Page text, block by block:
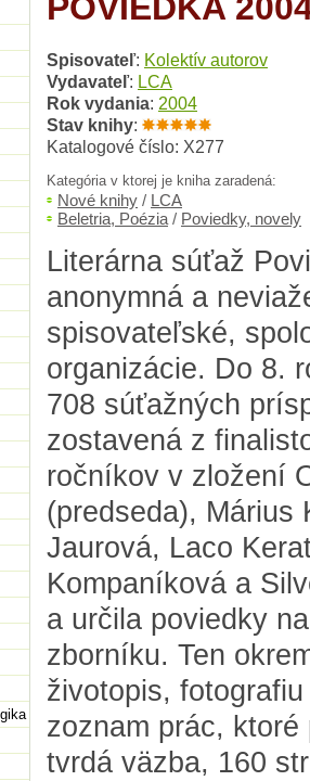
Spisovateľ: Kolektív autorov
Vydavateľ: LCA
Rok vydania: 2004
Stav knihy:
Katalogové číslo: X277
Kategória v ktorej je kniha zaradená:
Nové knihy / LCA
Beletria, Poézia / Poviedky, novely
Literárna súťaž
anonymná a
spisovateľské,
organizácie. Do 8.
708 súťažných
zostavená z
ročníkov v zložení
(predseda), Márius
Jaurová, Laco
Kompaníková a
a určila poviedky
zborníku. Ten
životopis,
zoznam prác,
tvrdá väzba, 160